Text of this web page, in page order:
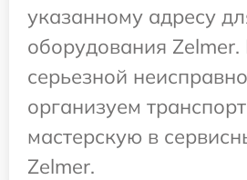
указанному адресу
оборудования
серьезной
организуем
мастерскую в
Zelmer.